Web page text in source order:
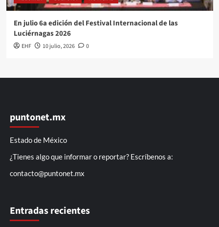
En julio 6a edición del Festival Internacional de las
Luciérnagas 2026
EHF 10 julio, 2026 0
puntonet.mx
Estado de México
¿Tienes algo que informar o reportar? Escríbenos a:
contacto@puntonet.mx
Entradas recientes